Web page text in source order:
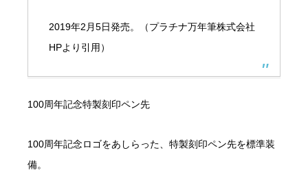
2019年2月5日発売。（プラチナ万年筆株式会社
HPより引用）
100周年記念特製刻印ペン先
100周年記念ロゴをあしらった、特製刻印ペン先を標準装
備。